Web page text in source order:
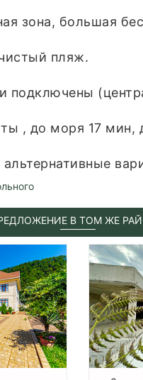
зона, большая
пляж.
подключены
, до моря 17 мин,
В ТОМ ЖЕ